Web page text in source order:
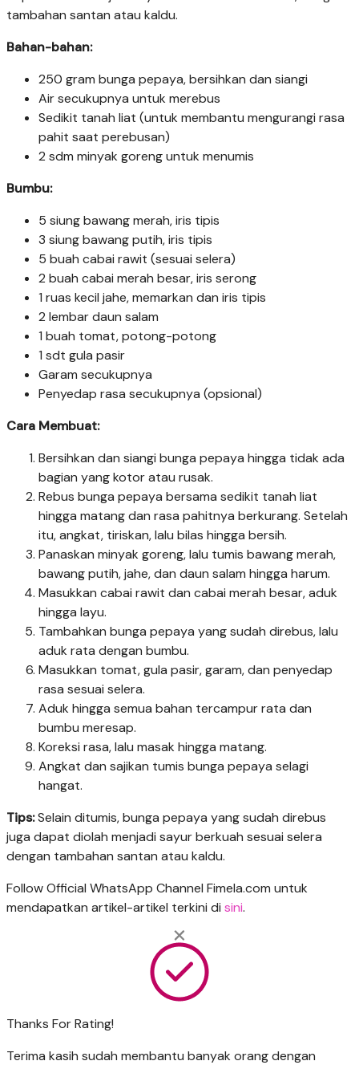
tambahan santan atau kaldu.
Bahan-bahan:
250 gram bunga pepaya, bersihkan dan siangi
Air secukupnya untuk merebus
Sedikit tanah liat (untuk membantu mengurangi rasa
pahit saat perebusan)
2 sdm minyak goreng untuk menumis
Bumbu:
5 siung bawang merah, iris tipis
3 siung bawang putih, iris tipis
5 buah cabai rawit (sesuai selera)
2 buah cabai merah besar, iris serong
1 ruas kecil jahe, memarkan dan iris tipis
2 lembar daun salam
1 buah tomat, potong-potong
1 sdt gula pasir
Garam secukupnya
Penyedap rasa secukupnya (opsional)
Cara Membuat:
Bersihkan dan siangi bunga pepaya hingga tidak ada
bagian yang kotor atau rusak.
Rebus bunga pepaya bersama sedikit tanah liat
hingga matang dan rasa pahitnya berkurang. Setelah
itu, angkat, tiriskan, lalu bilas hingga bersih.
Panaskan minyak goreng, lalu tumis bawang merah,
bawang putih, jahe, dan daun salam hingga harum.
Masukkan cabai rawit dan cabai merah besar, aduk
hingga layu.
Tambahkan bunga pepaya yang sudah direbus, lalu
aduk rata dengan bumbu.
Masukkan tomat, gula pasir, garam, dan penyedap
rasa sesuai selera.
Aduk hingga semua bahan tercampur rata dan
bumbu meresap.
Koreksi rasa, lalu masak hingga matang.
Angkat dan sajikan tumis bunga pepaya selagi
hangat.
Tips:Selain ditumis, bunga pepaya yang sudah direbus
juga dapat diolah menjadi sayur berkuah sesuai selera
dengan tambahan santan atau kaldu.
Follow Official WhatsApp Channel Fimela.com untuk
mendapatkan artikel-artikel terkini di sini.
Thanks For Rating!
Terima kasih sudah membantu banyak orang dengan